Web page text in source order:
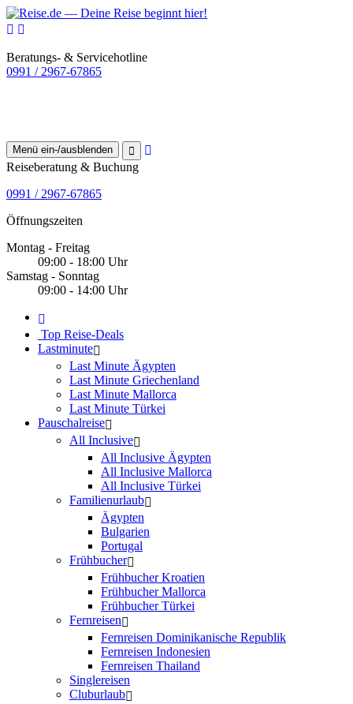
Beratungs- & Servicehotline
0991 / 2967-67865
Menü ein-/ausblenden
Reiseberatung & Buchung
0991 / 2967-67865
Öffnungszeiten
Montag - Freitag
09:00 - 18:00 Uhr
Samstag - Sonntag
09:00 - 14:00 Uhr
Top Reise-Deals
Lastminute
Last Minute Ägypten
Last Minute Griechenland
Last Minute Mallorca
Last Minute Türkei
Pauschalreise
All Inclusive
All Inclusive Ägypten
All Inclusive Mallorca
All Inclusive Türkei
Familienurlaub
Ägypten
Bulgarien
Portugal
Frühbucher
Frühbucher Kroatien
Frühbucher Mallorca
Frühbucher Türkei
Fernreisen
Fernreisen Dominikanische Republik
Fernreisen Indonesien
Fernreisen Thailand
Singlereisen
Cluburlaub